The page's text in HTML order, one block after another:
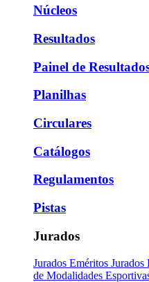
Núcleos
Resultados
Painel de
Planilhas
Circulares
Catálogos
Regulamentos
Pistas
Jurados
Jurados Eméritos Jurados
de Modalidades